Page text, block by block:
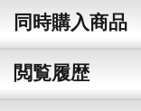
同時購入商品
閲覧履歴